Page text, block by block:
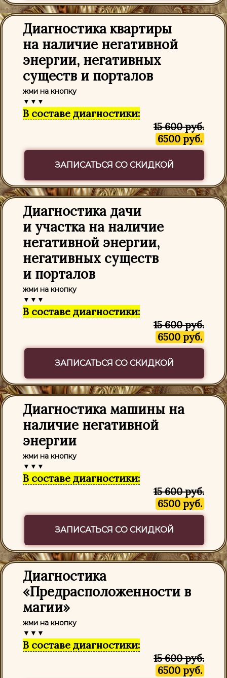
Диагностика квартиры
на наличие негативной
энергии, негативных
существ и порталов
жми на кнопку
▼▼▼
В составе диагностики:
15 600 руб.
6500 руб.
ЗАПИСАТЬСЯ СО СКИДКОЙ
Диагностика дачи
и участка на наличие
негативной энергии,
негативных существ
и порталов
жми на кнопку
▼▼▼
В составе диагностики:
15 600 руб.
6500 руб.
ЗАПИСАТЬСЯ СО СКИДКОЙ
Диагностика машины на
наличие негативной
энергии
жми на кнопку
▼▼▼
В составе диагностики:
15 600 руб.
6500 руб.
ЗАПИСАТЬСЯ СО СКИДКОЙ
Диагностика
«Предрасположенности в
магии»
жми на кнопку
▼▼▼
В составе диагностики:
15 600 руб.
6500 руб.